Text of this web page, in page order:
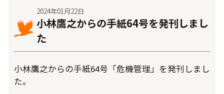
2024年01月22日
小林鷹之からの手紙64号を発刊しまし
た
小林鷹之からの手紙64号「危機管理」を発刊しまし
た。